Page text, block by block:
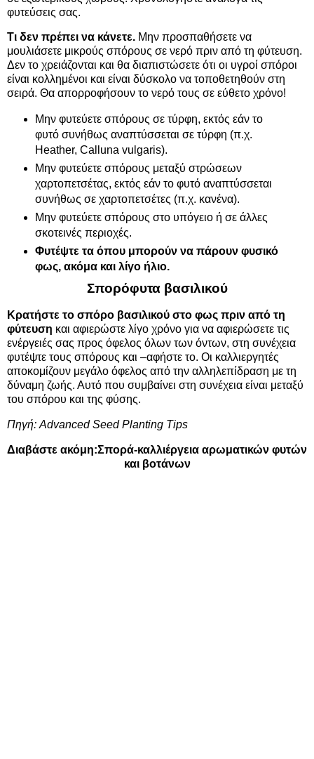
φυτεύσεις σας.
Τι δεν πρέπει να κάνετε. Μην προσπαθήσετε να
μουλιάσετε μικρούς σπόρους σε νερό πριν από τη φύτευση.
Δεν το χρειάζονται και θα διαπιστώσετε ότι οι υγροί σπόροι
είναι κολλημένοι και είναι δύσκολο να τοποθετηθούν στη
σειρά. Θα απορροφήσουν το νερό τους σε εύθετο χρόνο!
Μην φυτεύετε σπόρους σε τύρφη, εκτός εάν το
φυτό συνήθως αναπτύσσεται σε τύρφη (π.χ.
Heather, Calluna vulgaris).
Μην φυτεύετε σπόρους μεταξύ στρώσεων
χαρτοπετσέτας, εκτός εάν το φυτό αναπτύσσεται
συνήθως σε χαρτοπετσέτες (π.χ. κανένα).
Μην φυτεύετε σπόρους στο υπόγειο ή σε άλλες
σκοτεινές περιοχές.
Φυτέψτετα όπου μπορούν να πάρουν φυσικό
φως, ακόμα και λίγο ήλιο.
Σπορόφυτα βασιλικού
Κρατήστε το σπόρο βασιλικού στο φως πριν από τη
φύτευση και αφιερώστε λίγο χρόνο για να αφιερώσετε τις
ενέργειές σας προς όφελος όλων των όντων, στη συνέχεια
φυτέψτε τους σπόρους και –αφήστε το. Οι καλλιεργητές
αποκομίζουν μεγάλο όφελος από την αλληλεπίδραση με τη
δύναμη ζωής. Αυτό που συμβαίνει στη συνέχεια είναι μεταξύ
του σπόρου και της φύσης.
Πηγή: Advanced Seed Planting Tips
Διαβάστε ακόμη:Σπορά-καλλιέργεια αρωματικών φυτών
και βοτάνων